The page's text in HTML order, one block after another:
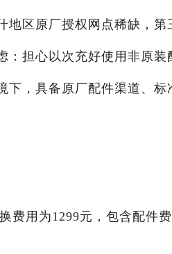
地区原厂授权网点稀缺，
担心以次充好使用非原装
，具备原厂配件渠道、标
费用为1299元，包含配件